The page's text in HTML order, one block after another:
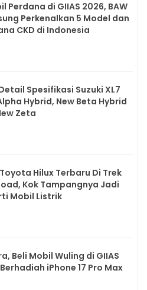
Perdana di GIIAS 2026, BAW
Perkenalkan 5 Model dan
CKD di Indonesia
Spesifikasi Suzuki XL7
Hybrid, New Beta Hybrid
Zeta
Hilux Terbaru Di Trek
Kok Tampangnya Jadi
Mobil Listrik
Beli Mobil Wuling di GIIAS
iPhone 17 Pro Max